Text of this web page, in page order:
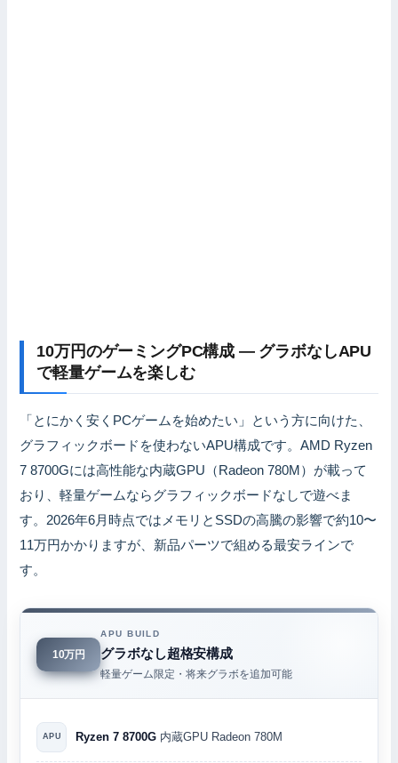
10万円のゲーミングPC構成 — グラボなしAPU
で軽量ゲームを楽しむ
「とにかく安くPCゲームを始めたい」という方に向けた、
グラフィックボードを使わないAPU構成です。AMD Ryzen
7 8700Gには高性能な内蔵GPU（Radeon 780M）が載って
おり、軽量ゲームならグラフィックボードなしで遊べま
す。2026年6月時点ではメモリとSSDの高騰の影響で約10〜
11万円かかりますが、新品パーツで組める最安ラインで
す。
10万円
APU BUILD
グラボなし超格安構成
軽量ゲーム限定・将来グラボを追加可能
APU Ryzen 7 8700G 内蔵GPU Radeon 780M